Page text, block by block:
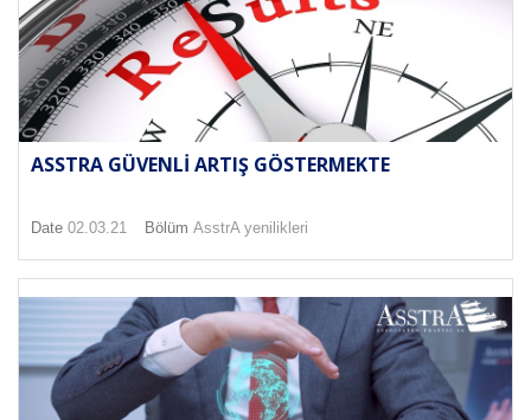
ASSTRA GÜVENLI ARTIŞ GÖSTERMEKTE
Date 02.03.21 Bölüm AsstrA yenilikleri